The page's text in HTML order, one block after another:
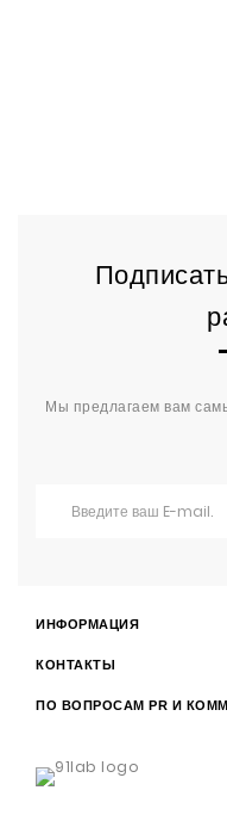
Мы предлагаем вам
ИНФОРМАЦИЯ
КОНТАКТЫ
ПО ВОПРОСАМ PR И